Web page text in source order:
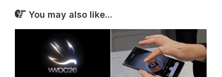
You may also like...